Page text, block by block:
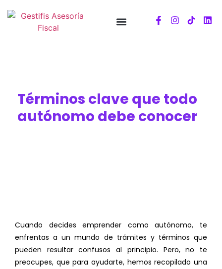
Términos clave que todo
autónomo debe conocer
Cuando decides emprender como autónomo, te
enfrentas a un mundo de trámites y términos que
pueden resultar confusos al principio. Pero, no te
preocupes, que para ayudarte, hemos recopilado una